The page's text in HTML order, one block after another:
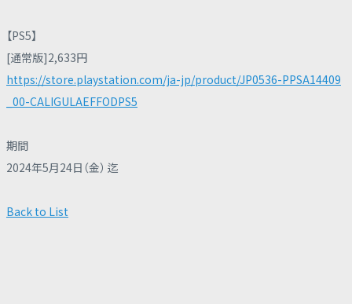
【PS5】
[通常版]2,633円
https://store.playstation.com/ja-jp/product/JP0536-PPSA14409
_00-CALIGULAEFFODPS5
期間
2024年5月24日（金） 迄
Back to List